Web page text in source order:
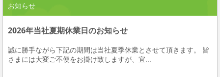
お知らせ
2026年当社夏期休業日のお知らせ
誠に勝手ながら下記の期間は当社夏季休業とさせて頂きます。 皆
さまには大変ご不便をお掛け致しますが、宜...